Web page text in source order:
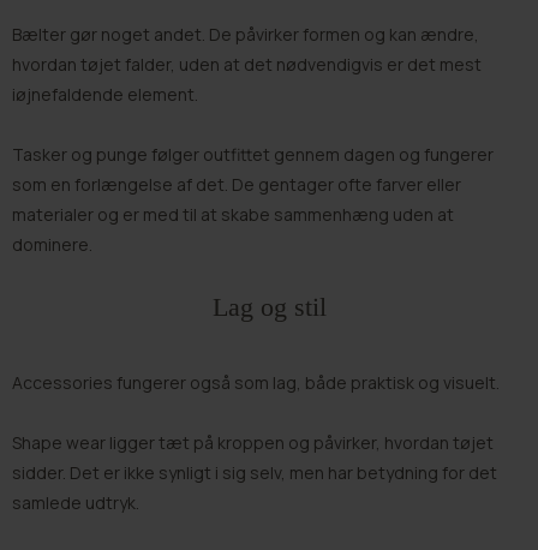
Bælter gør noget andet. De påvirker formen og kan ændre,
hvordan tøjet falder, uden at det nødvendigvis er det mest
iøjnefaldende element.
Tasker og punge følger outfittet gennem dagen og fungerer
som en forlængelse af det. De gentager ofte farver eller
materialer og er med til at skabe sammenhæng uden at
dominere.
Lag og stil
Accessories fungerer også som lag, både praktisk og visuelt.
Shape wear ligger tæt på kroppen og påvirker, hvordan tøjet
sidder. Det er ikke synligt i sig selv, men har betydning for det
samlede udtryk.